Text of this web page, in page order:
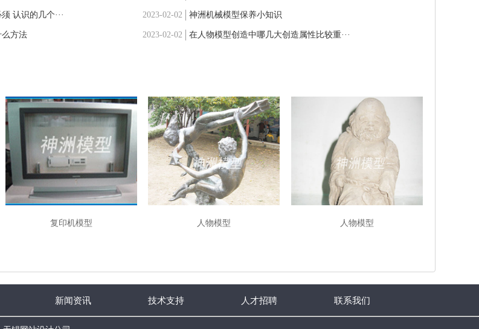
认识的几个··· 2023-02-02 神洲机械模型保养小知识
方法 2023-02-02 在人物模型创造中哪几大创造属性比较重···
复印机模型 人物模型 人物模型
新闻资讯 技术支持 人才招聘 联系我们